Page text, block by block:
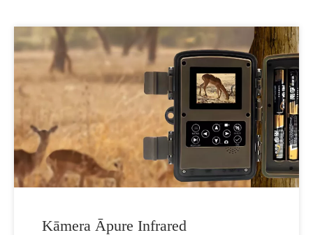
Kāmera Āpure Infrared